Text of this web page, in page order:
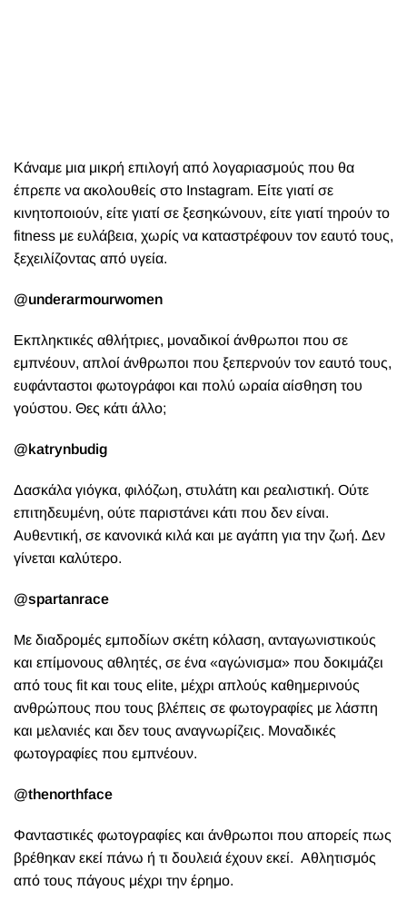
Κάναμε μια μικρή επιλογή από λογαριασμούς που θα
έπρεπε να ακολουθείς στο Instagram. Είτε γιατί σε
κινητοποιούν, είτε γιατί σε ξεσηκώνουν, είτε γιατί τηρούν το
fitness με ευλάβεια, χωρίς να καταστρέφουν τον εαυτό τους,
ξεχειλίζοντας από υγεία.
@underarmourwomen
Εκπληκτικές αθλήτριες, μοναδικοί άνθρωποι που σε
εμπνέουν, απλοί άνθρωποι που ξεπερνούν τον εαυτό τους,
ευφάνταστοι φωτογράφοι και πολύ ωραία αίσθηση του
γούστου. Θες κάτι άλλο;
@katrynbudig
Δασκάλα γιόγκα, φιλόζωη, στυλάτη και ρεαλιστική. Ούτε
επιτηδευμένη, ούτε παριστάνει κάτι που δεν είναι.
Αυθεντική, σε κανονικά κιλά και με αγάπη για την ζωή. Δεν
γίνεται καλύτερο.
@spartanrace
Με διαδρομές εμποδίων σκέτη κόλαση, ανταγωνιστικούς
και επίμονους αθλητές, σε ένα «αγώνισμα» που δοκιμάζει
από τους fit και τους elite, μέχρι απλούς καθημερινούς
ανθρώπους που τους βλέπεις σε φωτογραφίες με λάσπη
και μελανιές και δεν τους αναγνωρίζεις. Μοναδικές
φωτογραφίες που εμπνέουν.
@thenorthface
Φανταστικές φωτογραφίες και άνθρωποι που απορείς πως
βρέθηκαν εκεί πάνω ή τι δουλειά έχουν εκεί. Αθλητισμός
από τους πάγους μέχρι την έρημο.